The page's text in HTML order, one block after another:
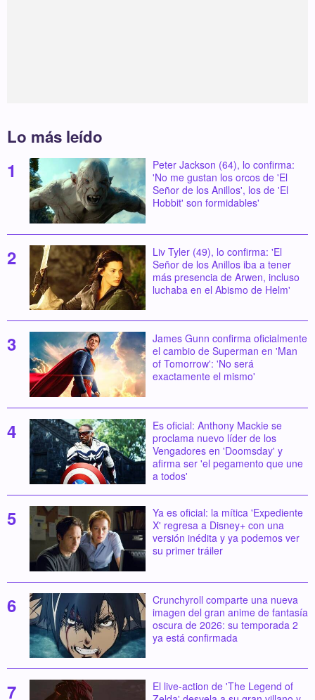
Lo más leído
Peter Jackson (64), lo confirma:
'No me gustan los orcos de 'El
Señor de los Anillos', los de 'El
Hobbit' son formidables'
Liv Tyler (49), lo confirma: 'El
Señor de los Anillos iba a tener
más presencia de Arwen, incluso
luchaba en el Abismo de Helm'
James Gunn confirma oficialmente
el cambio de Superman en 'Man
of Tomorrow': 'No será
exactamente el mismo'
Es oficial: Anthony Mackie se
proclama nuevo líder de los
Vengadores en 'Doomsday' y
afirma ser 'el pegamento que une
a todos'
Ya es oficial: la mítica 'Expediente
X' regresa a Disney+ con una
versión inédita y ya podemos ver
su primer tráiler
Crunchyroll comparte una nueva
imagen del gran anime de fantasía
oscura de 2026: su temporada 2
ya está confirmada
El live-action de 'The Legend of